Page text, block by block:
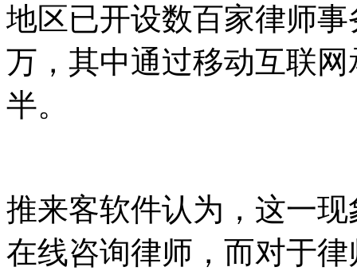
地区已开设数百家律师
万，其中通过移动互联
半。
推来客软件认为，这一
在线咨询律师，而对于